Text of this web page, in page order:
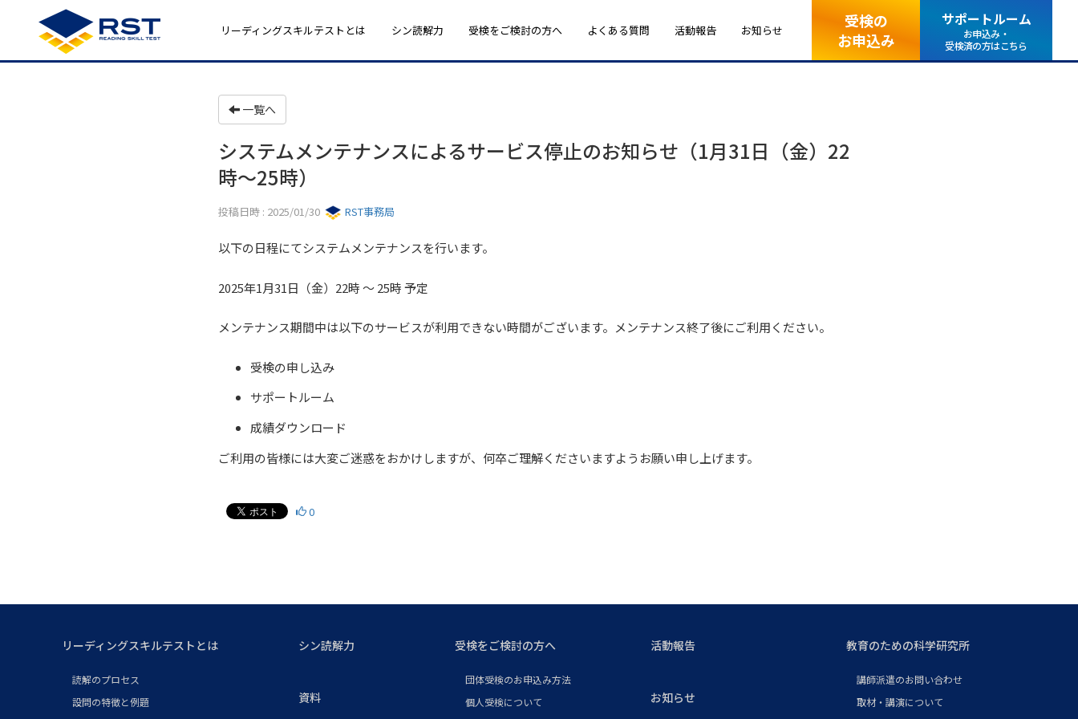
リーディングスキルテストとは シン読解力 受検をご検討の方へ よくある質問 活動報告 お知らせ
受検の
お申込み
サポートルーム
お申込み・
受検済の方はこちら
一覧へ
システムメンテナンスによるサービス停止のお知らせ（1月31日（金）22
時～25時）
投稿日時 : 2025/01/30 RST事務局
以下の日程にてシステムメンテナンスを行います。
2025年1月31日（金）22時 ～ 25時 予定
メンテナンス期間中は以下のサービスが利用できない時間がございます。メンテナンス終了後にご利用ください。
受検の申し込み
サポートルーム
成績ダウンロード
ご利用の皆様には大変ご迷惑をおかけしますが、何卒ご理解くださいますようお願い申し上げます。
0
リーディングスキルテストとは
読解のプロセス
設問の特徴と例題
シン読解力 受検をご検討の方へ
団体受検のお申込み方法
個人受検について
資料
活動報告
お知らせ
教育のための科学研究所
講師派遣のお問い合わせ
取材・講演について